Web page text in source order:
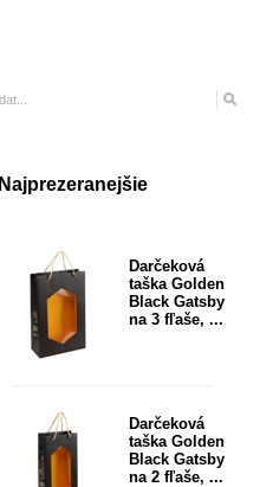
Najprezeranejšie
Darčeková
taška Golden
Black Gatsby
na 3 fľaše, ...
Darčeková
taška Golden
Black Gatsby
na 2 fľaše, ...